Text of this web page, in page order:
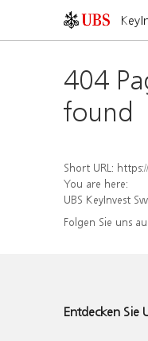
404
found
Short URL: https://
You are here:
UBS KeyInvest
Folgen Sie uns
Entdecken Sie